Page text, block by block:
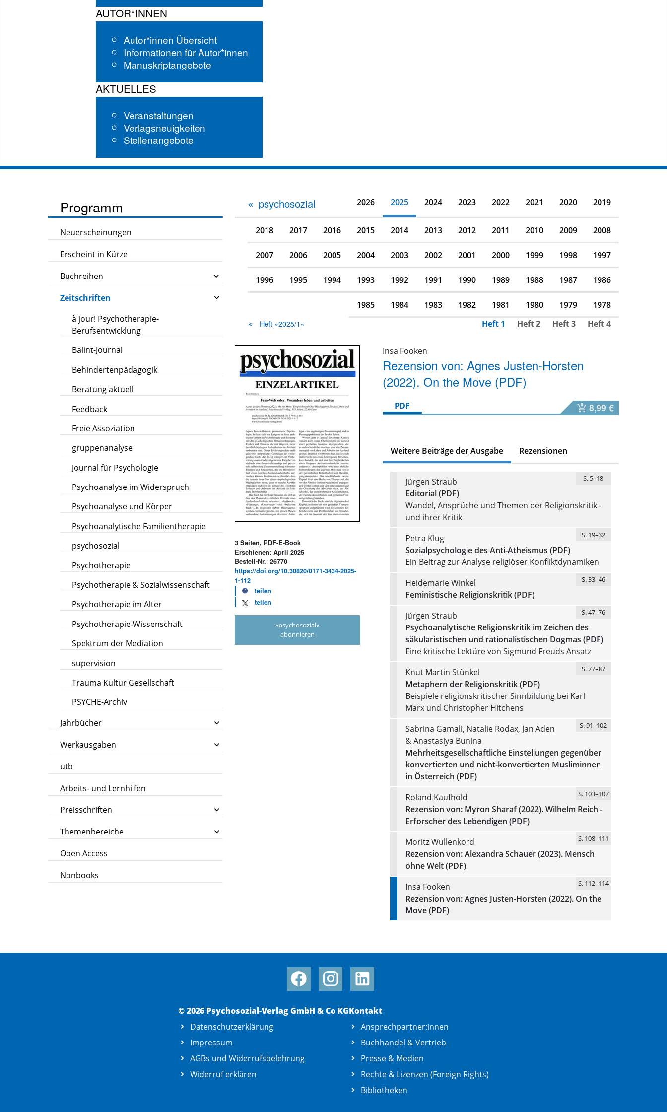
AUTOR*INNEN
Autor*innen Übersicht
Informationen für Autor*innen
Manuskriptangebote
AKTUELLES
Veranstaltungen
Verlagsneuigkeiten
Stellenangebote
Programm
Neuerscheinungen
Erscheint in Kürze
Buchreihen
Zeitschriften
à jour! Psychotherapie-
Berufsentwicklung
Balint-Journal
Behindertenpädagogik
Beratung aktuell
Feedback
Freie Assoziation
gruppenanalyse
Journal für Psychologie
Psychoanalyse im Widerspruch
Psychoanalyse und Körper
Psychoanalytische Familientherapie
psychosozial
Psychotherapie
Psychotherapie & Sozialwissenschaft
Psychotherapie im Alter
Psychotherapie-Wissenschaft
Spektrum der Mediation
supervision
Trauma Kultur Gesellschaft
PSYCHE-Archiv
Jahrbücher
Werkausgaben
utb
Arbeits- und Lernhilfen
Preisschriften
Themenbereiche
Open Access
Nonbooks
psychosozial 2026 2025 2024 2023 2022 2021 2020 2019
2018 2017 2016 2015 2014 2013 2012 2011 2010 2009 2008
2007 2006 2005 2004 2003 2002 2001 2000 1999 1998 1997
1996 1995 1994 1993 1992 1991 1990 1989 1988 1987 1986
1985 1984 1983 1982 1981 1980 1979 1978
Heft »2025/1« Heft 1 Heft 2 Heft 3 Heft 4
3 Seiten, PDF-E-Book
Erschienen: April 2025
Bestell-Nr.: 26770
https://doi.org/10.30820/0171-3434-2025-
1-112
teilen
teilen
»psychosozial«
abonnieren
Insa Fooken
Rezension von: Agnes Justen-Horsten
(2022). On the Move (PDF)
PDF 8,99 €
Weitere Beiträge der Ausgabe Rezensionen
Jürgen Straub S. 5–18
Editorial (PDF)
Wandel, Ansprüche und Themen der Religionskritik -
und ihrer Kritik
Petra Klug
S. 19–32
Sozialpsychologie des Anti-Atheismus (PDF)
Ein Beitrag zur Analyse religiöser Konfliktdynamiken
Heidemarie Winkel
S. 33–46
Feministische Religionskritik (PDF)
Jürgen Straub
S. 47–76
Psychoanalytische Religionskritik im Zeichen des
säkularistischen und rationalistischen Dogmas (PDF)
Eine kritische Lektüre von Sigmund Freuds Ansatz
Knut Martin Stünkel
S. 77–87
Metaphern der Religionskritik (PDF)
Beispiele religionskritischer Sinnbildung bei Karl
Marx und Christopher Hitchens
Sabrina Gamali, Natalie Rodax, Jan Aden
& Anastasiya Bunina
S. 91–102
Mehrheitsgesellschaftliche Einstellungen gegenüber
konvertierten und nicht-konvertierten Musliminnen
in Österreich (PDF)
Roland Kaufhold
S. 103–107
Rezension von: Myron Sharaf (2022). Wilhelm Reich -
Erforscher des Lebendigen (PDF)
Moritz Wullenkord
S. 108–111
Rezension von: Alexandra Schauer (2023). Mensch
ohne Welt (PDF)
Insa Fooken
S. 112–114
Rezension von: Agnes Justen-Horsten (2022). On the
Move (PDF)
© 2026 Psychosozial-Verlag GmbH & Co KG
Datenschutzerklärung
Impressum
AGBs und Widerrufsbelehrung
Widerruf erklären
Kontakt
Ansprechpartner:innen
Buchhandel & Vertrieb
Presse & Medien
Rechte & Lizenzen (Foreign Rights)
Bibliotheken